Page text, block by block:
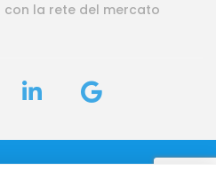
la rete del mercato